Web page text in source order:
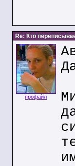
Re: Кто
профайл